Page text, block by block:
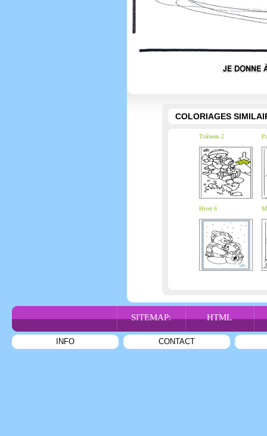
COLORIAGES
Traîneau 2
Hiver 6
SITEMAP: HTML
INFO CONTACT